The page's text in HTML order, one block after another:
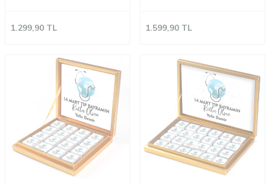
1.299,90 TL 1.599,90 TL